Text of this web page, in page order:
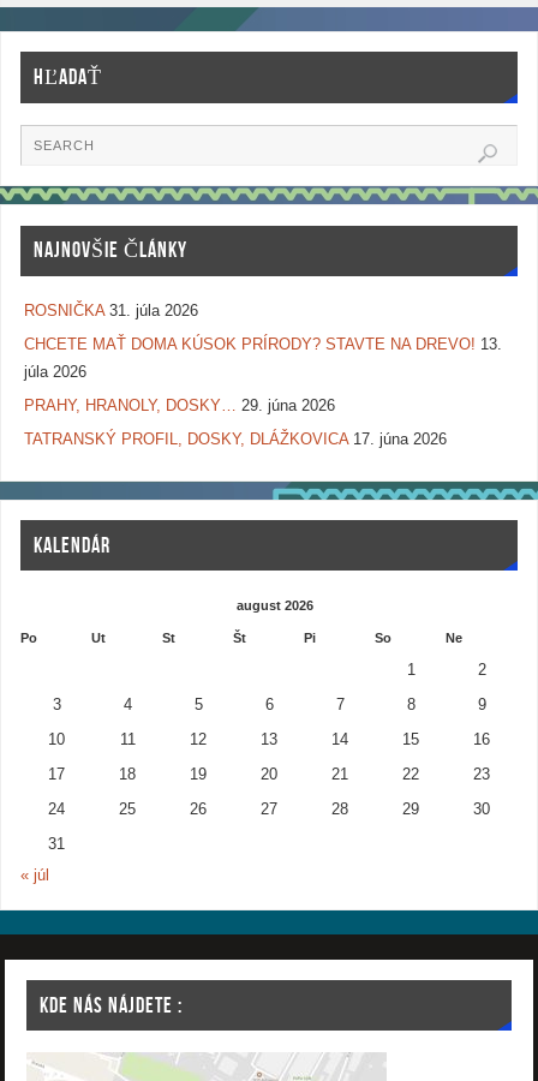
HĽADAŤ
NAJNOVŠIE ČLÁNKY
ROSNIČKA 31. júla 2026
CHCETE MAŤ DOMA KÚSOK PRÍRODY? STAVTE NA DREVO! 13.
júla 2026
PRAHY, HRANOLY, DOSKY… 29. júna 2026
TATRANSKÝ PROFIL, DOSKY, DLÁŽKOVICA 17. júna 2026
KALENDÁR
august 2026
Po Ut St Št Pi So Ne
1 2
3 4 5 6 7 8 9
10 11 12 13 14 15 16
17 18 19 20 21 22 23
24 25 26 27 28 29 30
31
« júl
KDE NÁS NÁJDETE :